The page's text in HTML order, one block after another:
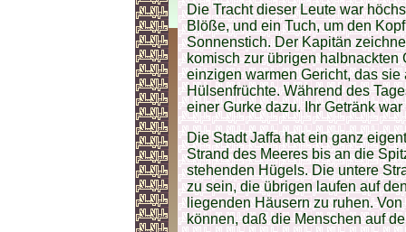
Die Tracht dieser Leute war
Blöße, und ein Tuch, um den
Sonnenstich. Der Kapitän
komisch zur übrigen halbnackten
einzigen warmen Gericht, das
Hülsenfrüchte. Während des
einer Gurke dazu. Ihr Getränk war
Die Stadt Jaffa hat ein ganz
Strand des Meeres bis an die
stehenden Hügels. Die untere
zu sein, die übrigen laufen auf
liegenden Häusern zu ruhen.
können, daß die Menschen auf